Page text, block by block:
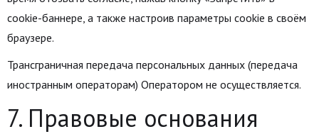
cookie-баннере, а также настроив параметры cookie в своём
браузере.
Трансграничная передача персональных данных (передача
иностранным операторам) Оператором не осуществляется.
7. Правовые основания